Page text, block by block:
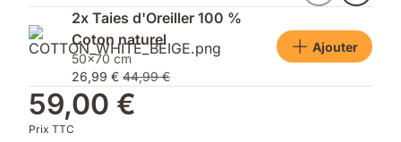
2x Taies d'Oreiller 100 %
Coton naturel
50x70 cm
26,99 € 44,99 €
Ajouter
59,00 €
Prix TTC